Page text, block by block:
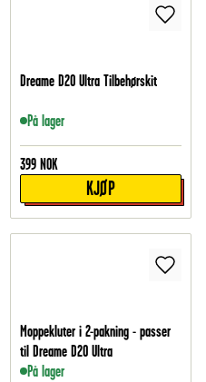
Dreame D20 Ultra Tilbehørskit
På lager
399 NOK
KJØP
Moppekluter i 2-pakning - passer
til Dreame D20 Ultra
På lager